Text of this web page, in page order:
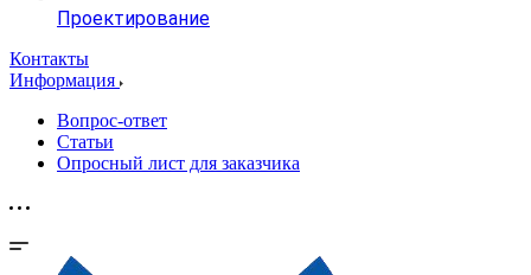
Проектирование
Контакты
Информация
Вопрос-ответ
Статьи
Опросный лист для заказчика